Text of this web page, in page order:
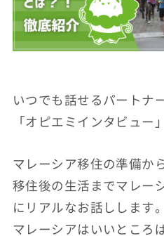
いつでも話せるパートナ
「オピエミインタビュー」
マレーシア移住の準備か
移住後の生活までマレー
にリアルなお話しします。
マレーシアはいいところ